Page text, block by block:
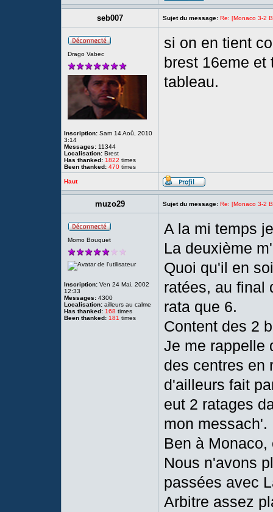
seb007 Sujet du message: Re: [Monaco 3-2
Drago Vabec
Inscription: Sam 14 Aoû, 2010
3:14
Messages: 11344
Localisation: Brest
Has thanked: 1822 times
Been thanked: 470 times
si on en tient
brest 16eme et
tableau.
Haut
muzo29 Sujet du message: Re: [Monaco 3-2
Momo Bouquet
Inscription: Ven 24 Mai, 2002
12:33
Messages: 4300
Localisation: ailleurs au calme
Has thanked: 168 times
Been thanked: 181 times
A la mi temps
La deuxième
Quoi qu'il en
ratées, au final
rata que 6.
Content des 2
Je me rappelle
des centres en
d'ailleurs fait
eut 2 ratages
mon messach'.
Ben à
Nous n'avons
passées avec
Arbitre assez